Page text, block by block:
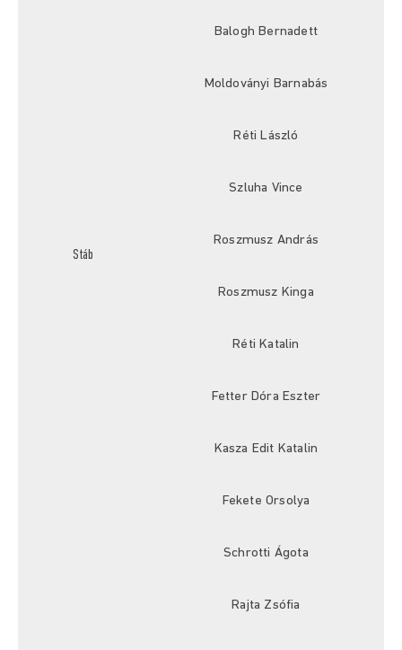
Stáb
Balogh Bernadett
Moldoványi Barnabás
Réti László
Szluha Vince
Roszmusz András
Roszmusz Kinga
Réti Katalin
Fetter Dóra Eszter
Kasza Edit Katalin
Fekete Orsolya
Schrotti Ágota
Rajta Zsófia